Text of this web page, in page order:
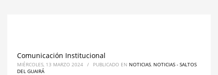
Comunicación Institucional
MIÉRCOLES, 13 MARZO 2024 / PUBLICADO EN NOTICIAS NOTICIAS - SALTOS
DEL GUAIRÁ